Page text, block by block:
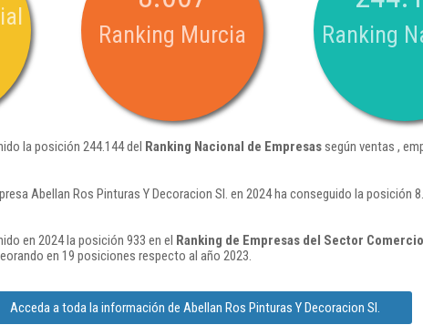
Ranking Murcia Ranking
la posición 244.144 del Ranking Nacional de Empresassegún ventas ,
Abellan Ros Pinturas Y Decoracion Sl. en 2024 ha conseguido la posición
en 2024 la posición 933 en el Ranking de Empresas del Sector
en 19 posiciones respecto al año 2023.
Acceda a toda la información de Abellan Ros Pinturas Y Decoracion Sl.